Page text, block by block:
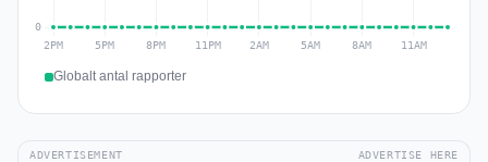
Globalt antal rapporter
ADVERTISEMENT ADVERTISE HERE